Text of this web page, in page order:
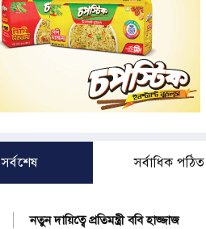
সর্বশেষ সর্বাধিক পঠিত
নতুন দায়িত্বে প্রতিমন্ত্রী ববি হাজ্জাজ